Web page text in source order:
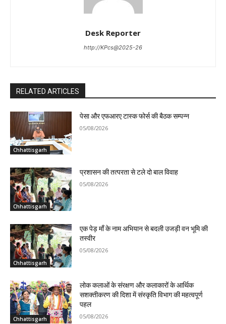
Desk Reporter
http://KPcs@2025-26
RELATED ARTICLES
Chhattisgarh
पेसा और एफआरए टास्क फोर्स की बैठक सम्पन्न
05/08/2026
Chhattisgarh
प्रशासन की तत्परता से टले दो बाल विवाह
05/08/2026
Chhattisgarh
एक पेड़ माँ के नाम अभियान से बदली उजड़ी वन भूमि की
तस्वीर
05/08/2026
Chhattisgarh
लोक कलाओं के संरक्षण और कलाकारों के आर्थिक
सशक्तीकरण की दिशा में संस्कृति विभाग की महत्वपूर्ण
पहल
05/08/2026